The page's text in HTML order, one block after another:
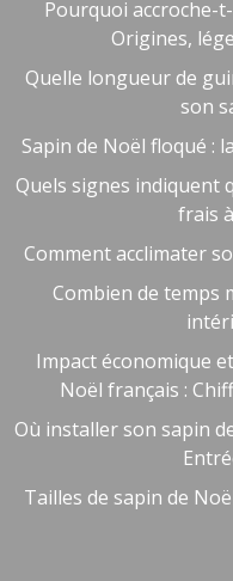
Pourquoi accroche-
Origines,
Quelle longueur de
son
Sapin de Noël floqué :
Quels signes indiquent
frais
Comment acclimater
Combien de temps
Impact économique
Noël français :
Où installer son sapin
Tailles de sapin de